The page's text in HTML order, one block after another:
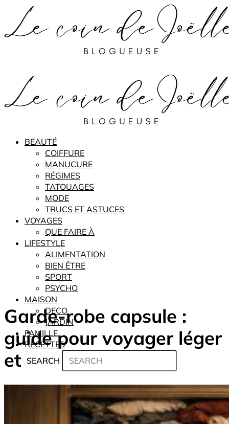
BEAUTÉ
COIFFURE
MANUCURE
RÉGIMES
TATOUAGES
MODE
TRUCS ET ASTUCES
VOYAGES
QUE FAIRE À
LIFESTYLE
ALIMENTATION
BIEN ÊTRE
SPORT
PSYCHO
MAISON
DECO
JARDIN
FAMILLE
RECETTES
SEARCH
Garde-robe capsule :
guide pour voyager léger
et